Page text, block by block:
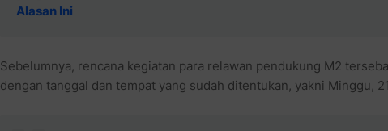
Alasan Ini
Sebelumnya, rencana kegiatan para relawan pendukung M2
dengan tanggal dan tempat yang sudah ditentukan, yakni Minggu,